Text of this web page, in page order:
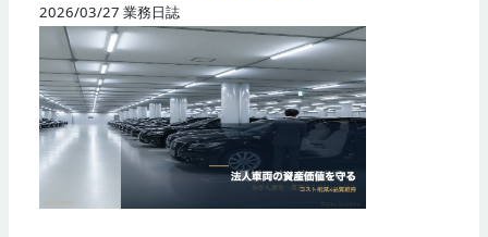
2026/03/27 業務日誌